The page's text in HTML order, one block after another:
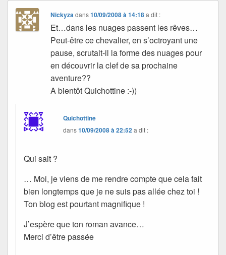
Nickyzadans10/09/2008 à 14:18 a dit :
Et…dans les nuages passent les rêves…
Peut-être ce chevalier, en s’octroyant une
pause, scrutait-il la forme des nuages pour
en découvrir la clef de sa prochaine
aventure??
A bientôt Quichottine :-))
Quichottine
dans10/09/2008 à 22:52a dit :
Qui sait ?
… Moi, je viens de me rendre compte que cela fait
bien longtemps que je ne suis pas allée chez toi !
Ton blog est pourtant magnifique !
J’espère que ton roman avance…
Merci d’être passée